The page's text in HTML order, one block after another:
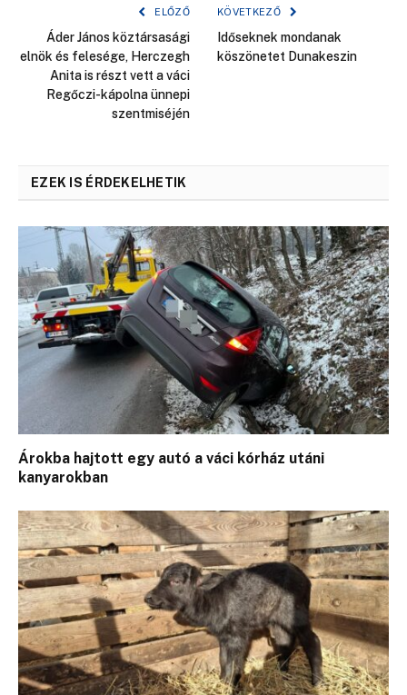
ELŐZŐ
Áder János köztársasági
elnök és felesége, Herczegh
Anita is részt vett a váci
Regőczi-kápolna ünnepi
szentmiséjén
KÖVETKEZŐ
Időseknek mondanak
köszönetet Dunakeszin
EZEK IS ÉRDEKELHETIK
Árokba hajtott egy autó a váci kórház utáni
kanyarokban